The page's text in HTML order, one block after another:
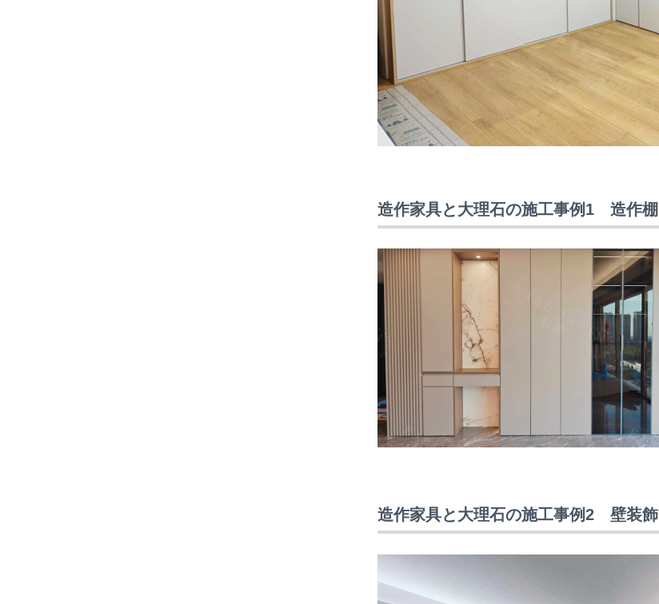
造作家具と大理石の施工事例1 造作棚
造作家具と大理石の施工事例2 壁装飾